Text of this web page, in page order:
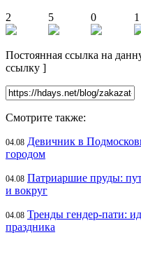
2
5 0 1
Постоянная ссылка на
ссылку ]
Смотрите также:
04.08 Девичник в
городом
04.08 Патриаршие пруды:
и вокруг
04.08 Тренды гендер-пати:
праздника